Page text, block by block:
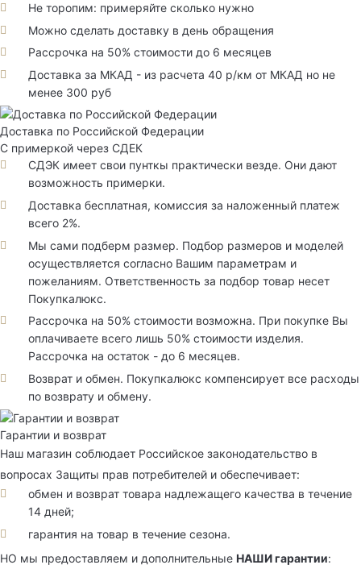
Не торопим: примеряйте сколько нужно
Можно сделать доставку в день обращения
Рассрочка на 50% стоимости до 6 месяцев
Доставка за МКАД - из расчета 40 р/км от МКАД но не
менее 300 руб
Доставка по Российской Федерации
С примеркой через СДЕК
СДЭК имеет свои пунткы практически везде. Они дают
возможность примерки.
Доставка бесплатная, комиссия за наложенный платеж
всего 2%.
Мы сами подберм размер. Подбор размеров и моделей
осуществляется согласно Вашим параметрам и
пожеланиям. Ответственность за подбор товар несет
Покупкалюкс.
Рассрочка на 50% стоимости возможна. При покупке Вы
оплачиваете всего лишь 50% стоимости изделия.
Рассрочка на остаток - до 6 месяцев.
Возврат и обмен. Покупкалюкс компенсирует все расходы
по возврату и обмену.
Гарантии и возврат
Наш магазин соблюдает Российское законодательство в
вопросах Защиты прав потребителей и обеспечивает:
обмен и возврат товара надлежащего качества в течение
14 дней;
гарантия на товар в течение сезона.
НО мы предоставляем и дополнительные НАШИ гарантии: